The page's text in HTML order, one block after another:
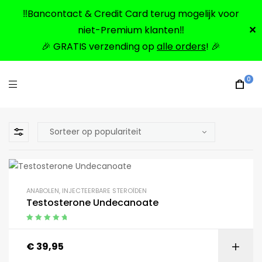
‼️Bancontact & Credit Card terug mogelijk voor
niet-Premium klanten‼️
🎉 GRATIS verzending opalle orders! 🎉
✕
0
ANABOLEN, INJECTEERBARE STEROÏDEN
Testosterone Undecanoate
€ 39,95